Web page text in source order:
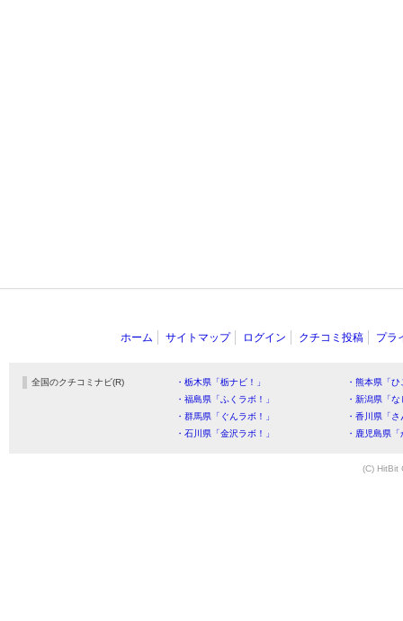
ホーム サイトマップ ログイン クチコミ投稿 プラ
全国のクチコミナビ(R) ・栃木県「栃ナビ！」
・熊本県「
・福島県「ふくラボ！」
・新潟県「
・群馬県「ぐんラボ！」
・香川県「
・石川県「金沢ラボ！」
・鹿児島県
(C) HitBit